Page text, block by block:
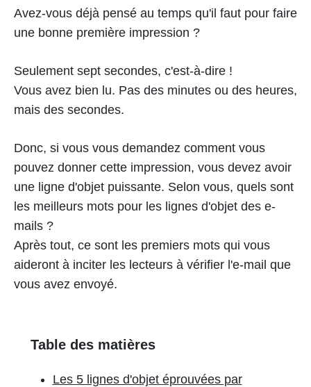
Avez-vous déjà pensé au temps qu'il faut pour faire
une bonne première impression ?
Seulement sept secondes, c'est-à-dire !
Vous avez bien lu. Pas des minutes ou des heures,
mais des secondes.
Donc, si vous vous demandez comment vous
pouvez donner cette impression, vous devez avoir
une ligne d'objet puissante. Selon vous, quels sont
les meilleurs mots pour les lignes d'objet des e-
mails ?
Après tout, ce sont les premiers mots qui vous
aideront à inciter les lecteurs à vérifier l'e-mail que
vous avez envoyé.
Table des matières
Les 5 lignes d'objet éprouvées par